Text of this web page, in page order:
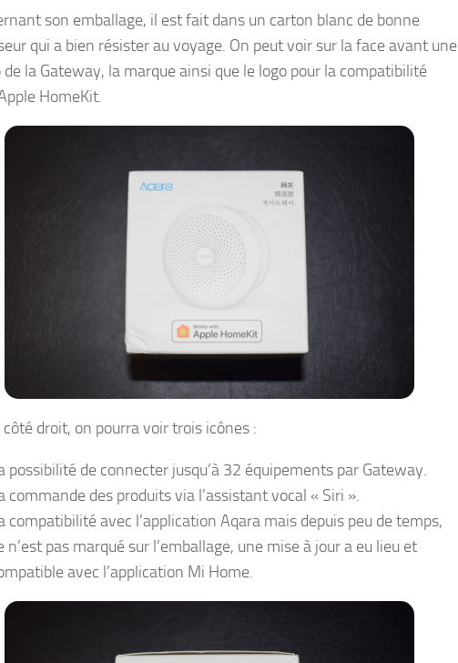
son emballage, il est fait dans un carton blanc de bonne
qui a bien résister au voyage. On peut voir sur la face avant une
de la Gateway, la marque ainsi que le logo pour la compatibilité
HomeKit.
côté droit, on pourra voir trois icônes :
possibilité de connecter jusqu’à 32 équipements par Gateway.
commande des produits via l’assistant vocal « Siri ».
compatibilité avec l’application Aqara mais depuis peu de temps,
n’est pas marqué sur l’emballage, une mise à jour a eu lieu et
avec l’application Mi Home.